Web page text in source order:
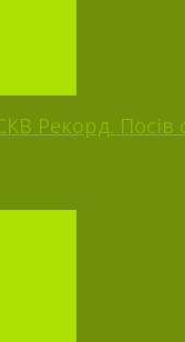
Рекорд.